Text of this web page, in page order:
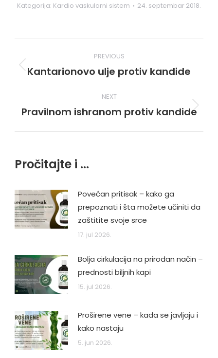
Kategorija: Kardio vaskularni sistem 24. septembar 2018.
navigation
PREVIOUS
Previous
Kantarionovo ulje protiv kandide
NEXT
Next
Pravilnom ishranom protiv kandide
Pročitajte i ...
Povećan pritisak – kako ga
prepoznati i šta možete učiniti da
zaštitite svoje srce
17. jul 2026.
Bolja cirkulacija na prirodan način –
prednosti biljnih kapi
15. jul 2026.
Proširene vene – kada se javljaju i
kako nastaju
5. jun 2026.